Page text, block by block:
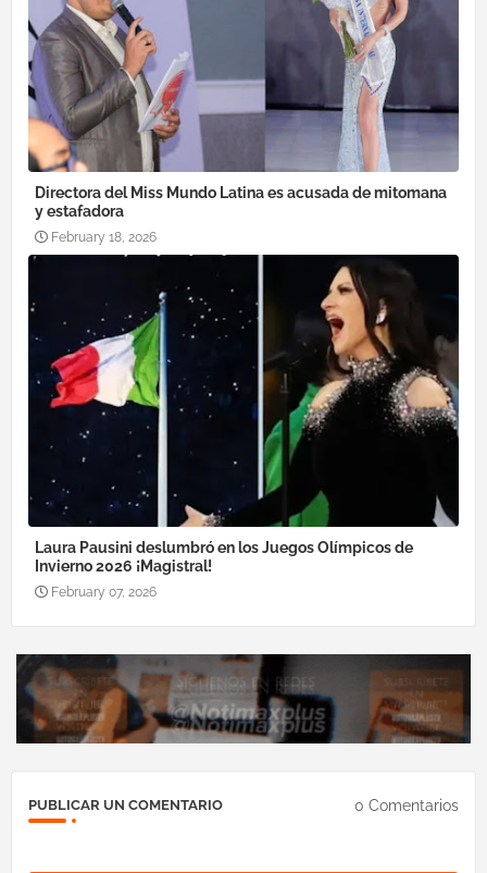
Directora del Miss Mundo Latina es acusada de mitomana
y estafadora
February 18, 2026
Laura Pausini deslumbró en los Juegos Olímpicos de
Invierno 2026 ¡Magistral!
February 07, 2026
PUBLICAR UN COMENTARIO 0 Comentarios